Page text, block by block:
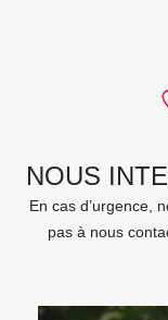
NOUS
En cas d’urgence,
pas à nous